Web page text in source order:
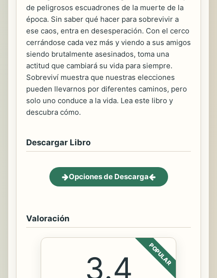
de peligrosos escuadrones de la muerte de la
época. Sin saber qué hacer para sobrevivir a
ese caos, entra en desesperación. Con el cerco
cerrándose cada vez más y viendo a sus amigos
siendo brutalmente asesinados, toma una
actitud que cambiará su vida para siempre.
Sobreviví muestra que nuestras elecciones
pueden llevarnos por diferentes caminos, pero
solo uno conduce a la vida. Lea este libro y
descubra cómo.
Descargar Libro
Opciones de Descarga
Valoración
POPULAR
3.4